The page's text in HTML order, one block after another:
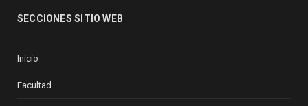
SECCIONES SITIO WEB
Inicio
Facultad